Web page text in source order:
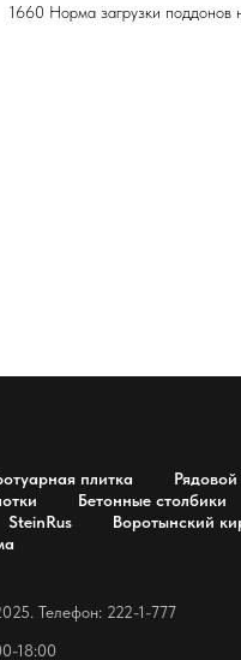
1660 Норма загрузки
плитка
Бетонные столбики
SteinRus Воротынский
Телефон: 222-1-777
18:00